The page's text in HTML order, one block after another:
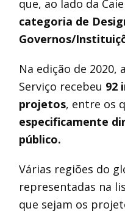
que, ao lado da
categoria de
Governos/
Na edição de 2020,
Serviço recebeu 92
projetos, entre os
especificamente
público.
Várias regiões do
representadas na
que sejam os